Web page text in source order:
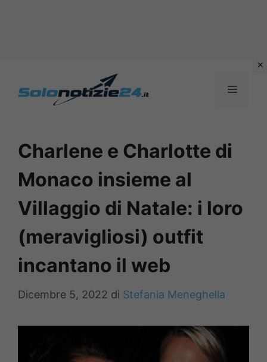
MENU
Charlene e Charlotte di
Monaco insieme al
Villaggio di Natale: i loro
(meravigliosi) outfit
incantano il web
Dicembre 5, 2022 di Stefania Meneghella